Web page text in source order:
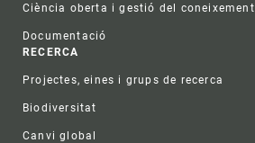
Ciència oberta i gestió del coneixement
Documentació
RECERCA
Projectes, eines i grups de recerca
Biodiversitat
Canvi global